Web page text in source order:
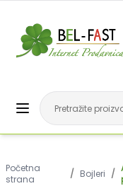
Početna
strana
/ Bojleri /